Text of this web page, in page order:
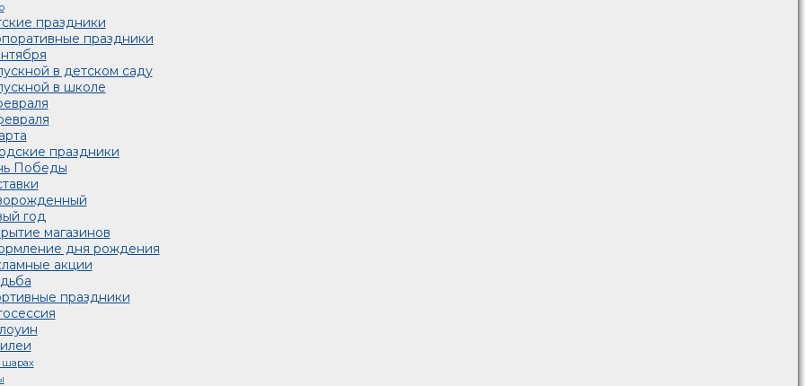
праздники
праздники
в детском саду
в школе
праздники
Победы
год
магазинов
дня рождения
акции
праздники
шарах